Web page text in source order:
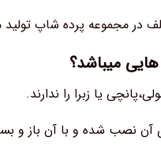
مجموعه پرده شاپ تولید
میباشد؟
یا زبرا را ندارند.
آن نصب شده و با آن باز و